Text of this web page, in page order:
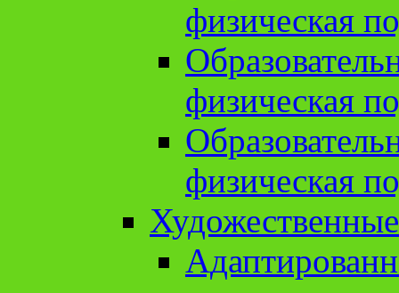
физическая
физическая
физическая
Художественные